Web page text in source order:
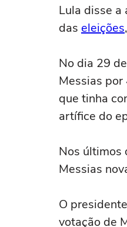
Lula disse a
das eleições
No dia 29
Messias
que tinha
artífice do
Nos últimos
Messias
O
votação de